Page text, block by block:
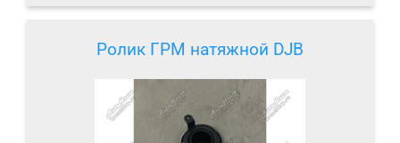
Ролик ГРМ натяжной DJB